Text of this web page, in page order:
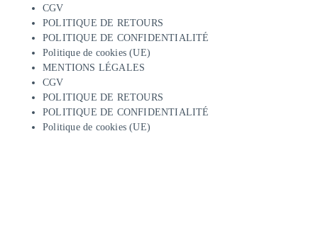
CGV
POLITIQUE DE RETOURS
POLITIQUE DE CONFIDENTIALITÉ
Politique de cookies (UE)
MENTIONS LÉGALES
CGV
POLITIQUE DE RETOURS
POLITIQUE DE CONFIDENTIALITÉ
Politique de cookies (UE)